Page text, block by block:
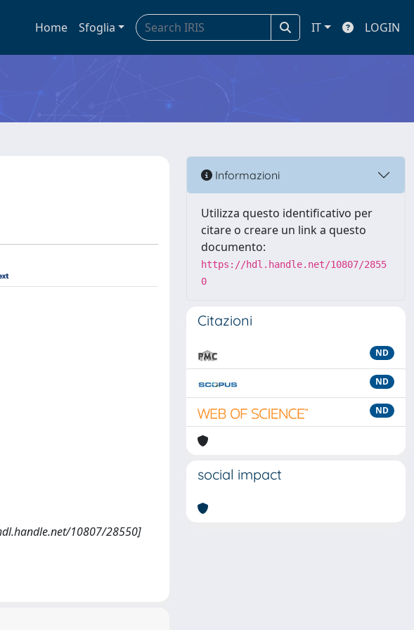
Home Sfoglia IT LOGIN
10807/28550]
Informazioni
Utilizza questo identificativo per
citare o creare un link a questo
documento:
https://hdl.handle.net/10807/2855
0
Citazioni
ND
ND
ND
social impact